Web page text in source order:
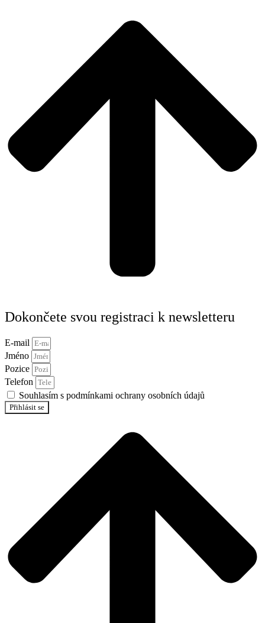
Dokončete svou registraci k newsletteru
E-mail
Jméno
Pozice
Telefon
Souhlasím s podmínkami ochrany osobních údajů
Přihlásit se